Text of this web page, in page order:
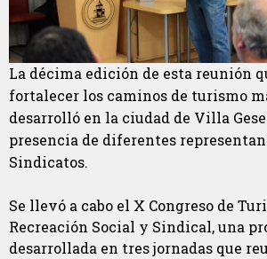
La décima edición de esta reunión
fortalecer los caminos de turismo
desarrolló en la ciudad de Villa
presencia de diferentes
Sindicatos.
Se llevó a cabo el X Congreso de
Recreación Social y Sindical, una
desarrollada en tres jornadas que